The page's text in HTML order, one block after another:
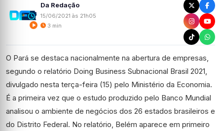
Da Redação
15/06/2021 às 21h05
3 min
O Pará se destaca nacionalmente na abertura de empresas,
segundo o relatório Doing Business Subnacional Brasil 2021,
divulgado nesta terça-feira (15) pelo Ministério da Economia.
É a primeira vez que o estudo produzido pelo Banco Mundial
analisou o ambiente de negócios dos 26 estados brasileiros e
do Distrito Federal. No relatório, Belém aparece em primeiro